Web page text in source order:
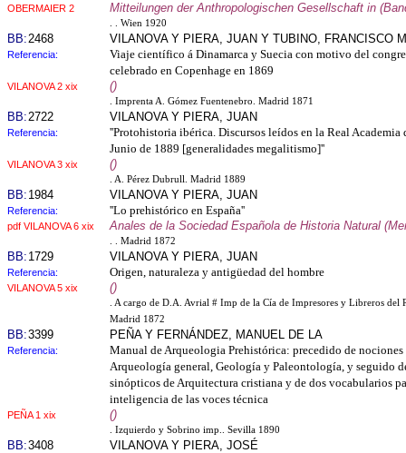
OBERMAIER 2 Mitteilungen der Anthropologischen Gesellschaft in
. . Wien 1920
BB:2468 VILANOVA Y PIERA, JUAN Y TUBINO, FRANCISCO
Referencia:
Viaje científico á Dinamarca y Suecia con motivo del
celebrado en Copenhage en 1869
VILANOVA 2 xix ()
. Imprenta A. Gómez Fuentenebro. Madrid 1871
BB:2722 VILANOVA Y PIERA, JUAN
Referencia:
''Protohistoria ibérica. Discursos leídos en la Real Academia
Junio de 1889 [generalidades megalitismo]''
VILANOVA 3 xix ()
. A. Pérez Dubrull. Madrid 1889
BB: 1984 VILANOVA Y PIERA, JUAN
Referencia: ''Lo prehistórico en España''
pdf VILANOVA 6 xix Anales de la Sociedad Española de Historia Natural
. . Madrid 1872
BB: 1729 VILANOVA Y PIERA, JUAN
Referencia: Origen, naturaleza y antigüedad del hombre
VILANOVA 5 xix ()
. A cargo de D.A. Avrial # Imp de la Cía de Impresores y Libreros del
Madrid 1872
BB:3399 PEÑA Y FERNÁNDEZ, MANUEL DE LA
Referencia:
Manual de Arqueologia Prehistórica: precedido de
Arqueología general, Geología y Paleontología, y seguido
sinópticos de Arquitectura cristiana y de dos vocabularios
inteligencia de las voces técnica
PEÑA 1 xix ()
. Izquierdo y Sobrino imp.. Sevilla 1890
BB:3408 VILANOVA Y PIERA, JOSÉ